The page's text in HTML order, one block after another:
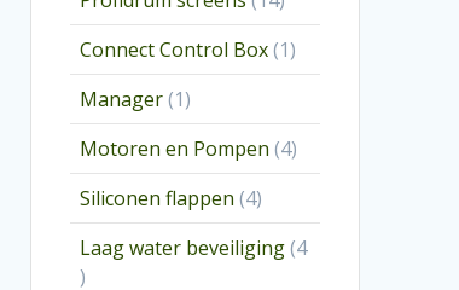
producten
Connect Control Box 11
product
Manager 11
product
Motoren en Pompen 44
producten
Siliconen flappen 44
producten
Laag water beveiliging 4
4